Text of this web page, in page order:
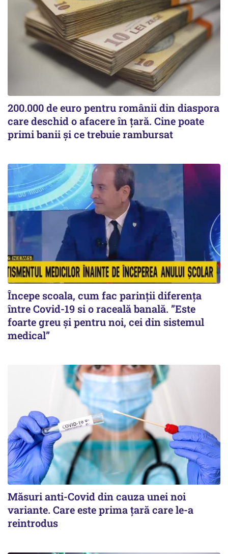
200.000 de euro pentru românii din diaspora
care deschid o afacere în țară. Cine poate
primi banii și ce trebuie rambursat
Începe scoala, cum fac parinții diferența
între Covid-19 si o raceală banală. ”Este
foarte greu și pentru noi, cei din sistemul
medical”
Măsuri anti-Covid din cauza unei noi
variante. Care este prima țară care le-a
reintrodus